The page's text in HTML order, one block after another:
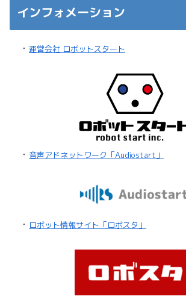
インフォメーション
・ 運営会社 ロボットスタート
・ 音声アドネットワーク「Audiostart」
・ ロボット情報サイト「ロボスタ」